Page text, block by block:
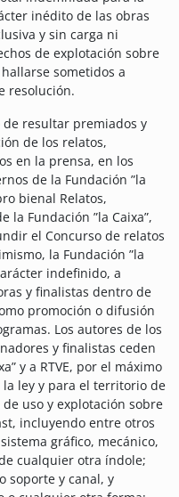
inédito de las obras
y sin carga ni
de explotación sobre
sometidos a
resolución.
de resultar premiados y
de los relatos,
en la prensa, en los
de la Fundación ”la
bienal Relatos,
la Fundación ”la Caixa”,
el Concurso de relatos
la Fundación ”la
indefinido, a
y finalistas dentro de
promoción o difusión
Los autores de los
y finalistas ceden
y a RTVE, por el máximo
ley y para el territorio de
uso y explotación sobre
incluyendo entre otros
gráfico, mecánico,
cualquier otra índole;
soporte y canal, y